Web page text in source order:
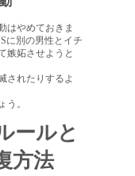
はやめておきま
に別の男性とイチ
嫉妬させようと
されたりするよ
。
ールと
方法